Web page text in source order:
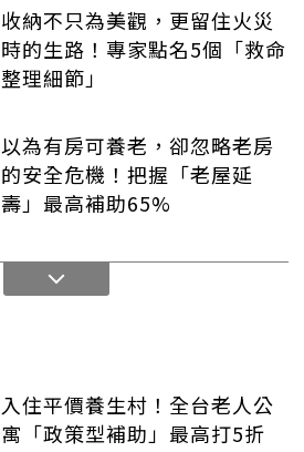
收納不只為美觀，更留住火災
時的生路！專家點名5個「救命
整理細節」
以為有房可養老，卻忽略老房
的安全危機！把握「老屋延
壽」最高補助65%
入住平價養生村！全台老人公
寓「政策型補助」最高打5折